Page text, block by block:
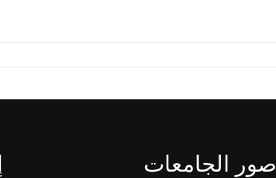
صور الجامعات